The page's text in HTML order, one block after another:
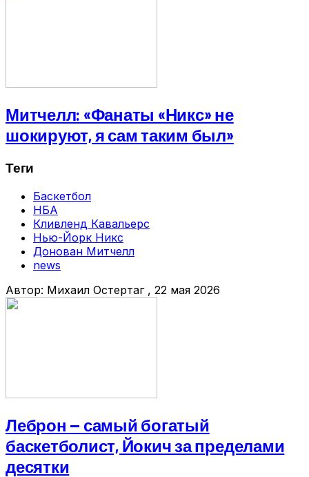
Митчелл: «Фанаты «Никс» не
шокируют, я сам таким был»
Теги
Баскетбол
НБА
Кливленд Кавальерс
Нью-Йорк Никс
Донован Митчелл
news
Автор: Михаил Остертаг , 22 мая 2026
Леброн — самый богатый
баскетболист, Йокич за пределами
десятки